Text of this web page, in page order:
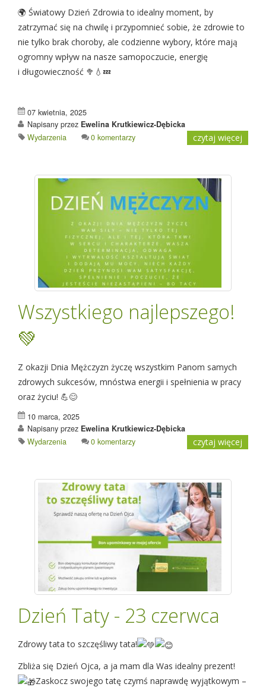
🌍 Światowy Dzień Zdrowia to idealny moment, by
zatrzymać się na chwilę i przypomnieć sobie, że zdrowie to
nie tylko brak choroby, ale codzienne wybory, które mają
ogromny wpływ na nasze samopoczucie, energię
i długowieczność 🥦💧💤
07 kwietnia, 2025
Napisany przez Ewelina Krutkiewicz-Dębicka
Wydarzenia
0 komentarzy czytaj więcej
Wszystkiego najlepszego!
💚
Z okazji Dnia Mężczyzn życzę wszystkim Panom samych
zdrowych sukcesów, mnóstwa energii i spełnienia w pracy
oraz życiu! 💪😊
10 marca, 2025
Napisany przez Ewelina Krutkiewicz-Dębicka
Wydarzenia
0 komentarzy czytaj więcej
Dzień Taty - 23 czerwca
Zdrowy tata to szczęśliwy tata!
Zbliża się Dzień Ojca, a ja mam dla Was idealny prezent!
Zaskocz swojego tatę czymś naprawdę wyjątkowym –